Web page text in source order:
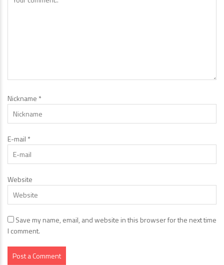
Nickname *
E-mail *
Website
Save my name, email, and website in this browser for the next time
I comment.